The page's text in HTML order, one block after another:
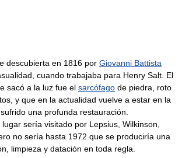
descubierta en 1816 por Giovanni Battista
cuando trabajaba para Henry Salt. El
sacó a la luz fue el sarcófago de piedra, roto
y que en la actualidad vuelve a estar en la
una profunda restauración.
sería visitado por Lepsius, Wilkinson,
no sería hasta 1972 que se produciría una
limpieza y datación en toda regla.